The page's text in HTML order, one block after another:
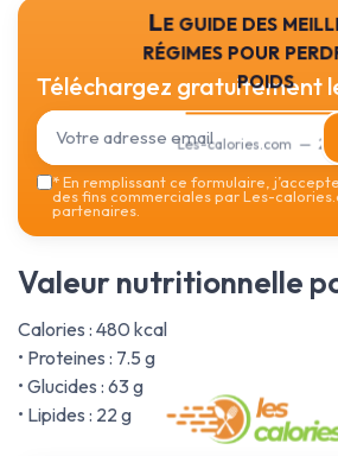
Le guide des
régimes pour
poids
Les-calories.com —
Téléchargez gratuitement
*En remplissant ce formulaire,
des fins commerciales par Les-
partenaires.
Valeur nutritionnelle
Calories : 480 kcal
• Proteines : 7.5 g
• Glucides : 63 g
• Lipides : 22 g